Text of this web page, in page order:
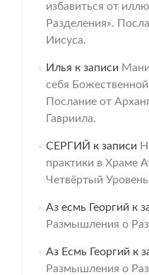
избавиться от
Разделения».
Иисуса.
Илья к записи
себя
Послание от
Гавриила.
СЕРГИЙ к записи
практики в Храме
Четвёртый
Аз есмь Георгий к
Размышления о
Аз Есмь Георгий к
Размышления о